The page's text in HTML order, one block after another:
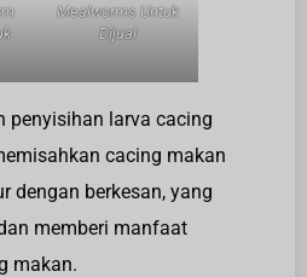
Mealworms Untuk
Dijual
penyisihan larva cacing
cacing makan
dengan berkesan, yang
memberi manfaat
makan.